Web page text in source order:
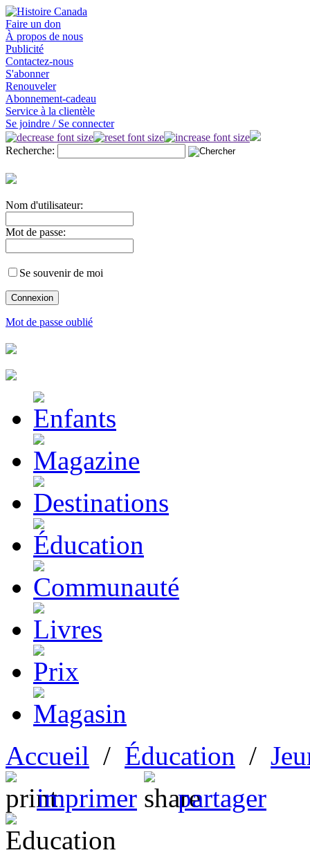
Faire un don
À propos de nous
Publicité
Contactez-nous
S'abonner
Renouveler
Abonnement-cadeau
Service à la clientèle
Se joindre / Se connecter
Recherche:
Nom d'utilisateur:
Mot de passe:
Se souvenir de moi
Mot de passe oublié
Accueil / Éducation /
imprimer
partager